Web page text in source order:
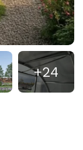
+24